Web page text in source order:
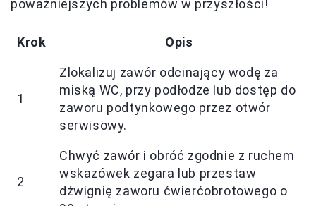
poważniejszych problemów w przyszłości!
Krok Opis
1
Zlokalizuj zawór odcinający wodę za
miską WC, przy podłodze lub dostęp do
zaworu podtynkowego przez otwór
serwisowy.
2
Chwyć zawór i obróć zgodnie z ruchem
wskazówek zegara lub przestaw
dźwignię zaworu ćwierćobrotowego o